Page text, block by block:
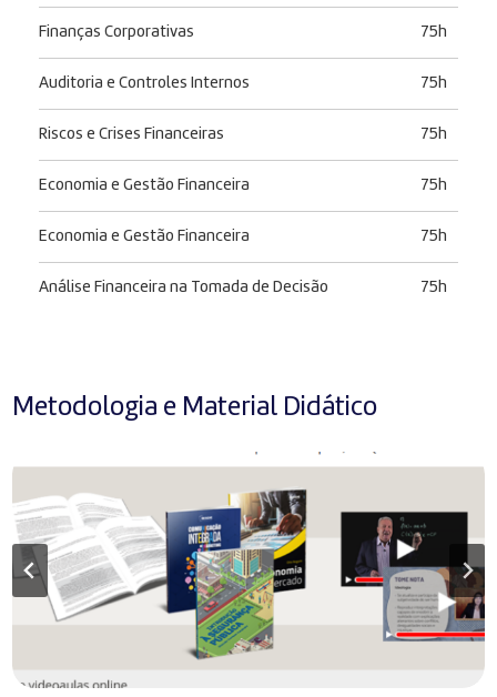
Finanças Corporativas 75h
Auditoria e Controles Internos 75h
Riscos e Crises Financeiras 75h
Economia e Gestão Financeira 75h
Economia e Gestão Financeira 75h
Análise Financeira na Tomada de Decisão 75h
Metodologia e Material Didático